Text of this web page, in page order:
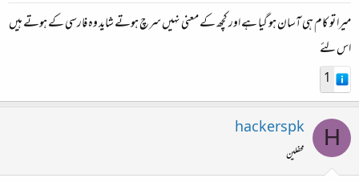
میرا تو کام ہی آسان ہو گیا ہے اور کچھ کے معنی نہیں سرچ ہوتے شاید وہ فارسی کے ہوتے ہیں
اس لئے
1
H
hackerspk
محفلین